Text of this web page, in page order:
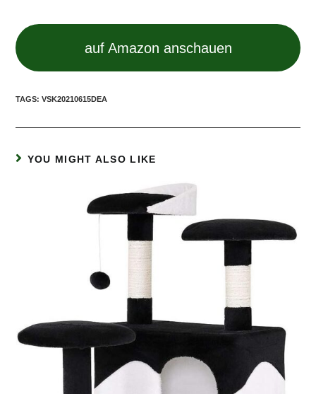
auf Amazon anschauen
TAGS:VSK20210615DEA
YOU MIGHT ALSO LIKE